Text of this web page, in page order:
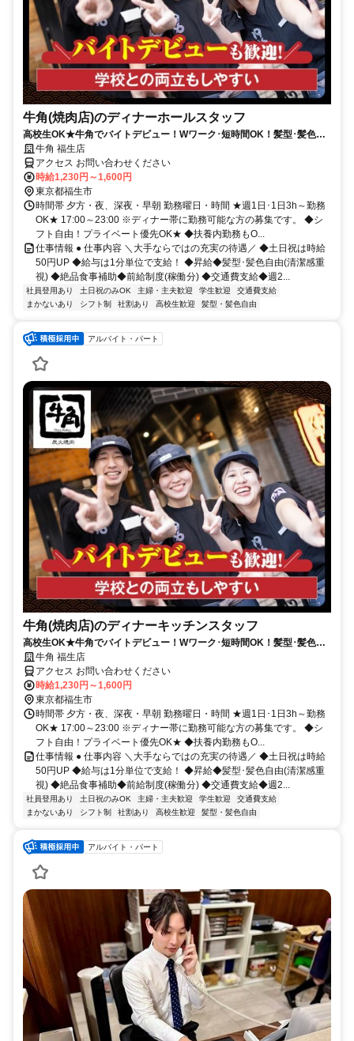
牛角(焼肉店)のディナーホールスタッフ
高校生OK★牛角でバイトデビュー！Wワーク･短時間OK！髪型･髪色自
由★食事補助有★履歴書不要
牛角 福生店
アクセス お問い合わせください
時給1,230円～1,600円
東京都福生市
時間帯 夕方・夜、深夜・早朝 勤務曜日・時間 ★週1日･1日3h～勤務
OK★ 17:00～23:00 ※ディナー帯に勤務可能な方の募集です。 ◆シ
フト自由！プライベート優先OK★ ◆扶養内勤務もO...
仕事情報 ● 仕事内容 ＼大手ならではの充実の待遇／ ◆土日祝は時給
50円UP ◆給与は1分単位で支給！ ◆昇給◆髪型･髪色自由(清潔感重
視) ◆絶品食事補助◆前給制度(稼働分) ◆交通費支給◆週2...
社員登用あり 土日祝のみOK 主婦・主夫歓迎 学生歓迎
交通費支給
まかないあり
シフト制 社割あり 高校生歓迎 髪型・髪色自由
アルバイト・パート
牛角(焼肉店)のディナーキッチンスタッフ
高校生OK★牛角でバイトデビュー！Wワーク･短時間OK！髪型･髪色自
由★食事補助有★履歴書不要
牛角 福生店
アクセス お問い合わせください
時給1,230円～1,600円
東京都福生市
時間帯 夕方・夜、深夜・早朝 勤務曜日・時間 ★週1日･1日3h～勤務
OK★ 17:00～23:00 ※ディナー帯に勤務可能な方の募集です。 ◆シ
フト自由！プライベート優先OK★ ◆扶養内勤務もO...
仕事情報 ● 仕事内容 ＼大手ならではの充実の待遇／ ◆土日祝は時給
50円UP ◆給与は1分単位で支給！ ◆昇給◆髪型･髪色自由(清潔感重
視) ◆絶品食事補助◆前給制度(稼働分) ◆交通費支給◆週2...
社員登用あり 土日祝のみOK 主婦・主夫歓迎 学生歓迎
交通費支給
まかないあり
シフト制 社割あり 高校生歓迎 髪型・髪色自由
アルバイト・パート